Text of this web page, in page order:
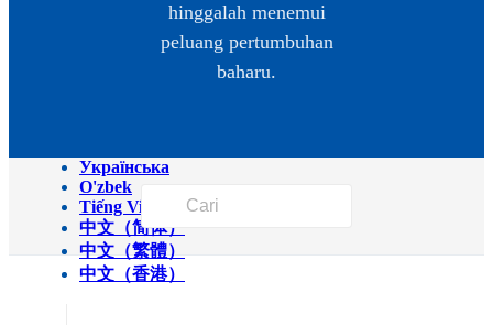
Português (Brasil)
Português (Portugal)
Українська
O'zbek
Tiếng Việt
中文（简体）
中文（繁體）
中文（香港）
hinggalah menemui
peluang pertumbuhan
baharu.